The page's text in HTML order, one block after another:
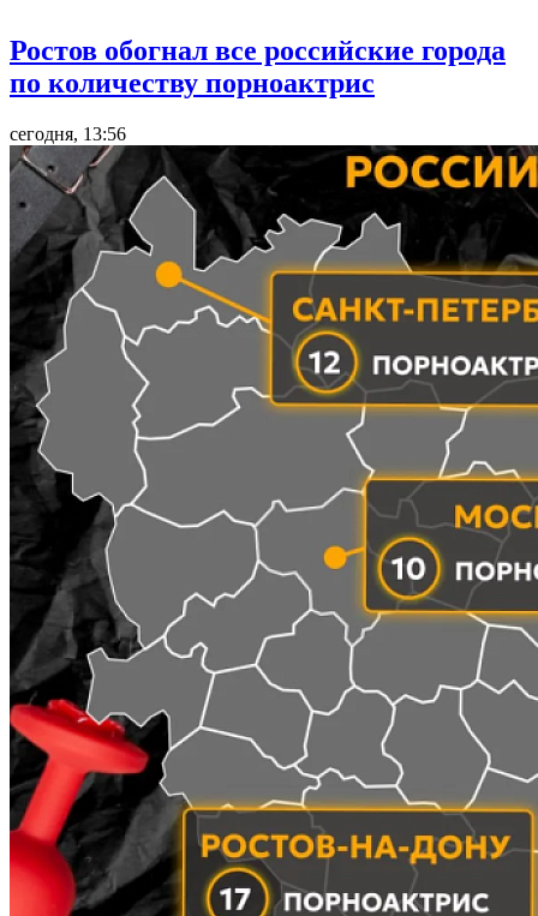
Ростов обогнал все российские города
по количеству порноактрис
сегодня, 13:56